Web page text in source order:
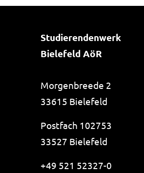
Studierendenwerk
Bielefeld AöR
Morgenbreede 2
33615 Bielefeld
Postfach 102753
33527 Bielefeld
+49 521 52327-0